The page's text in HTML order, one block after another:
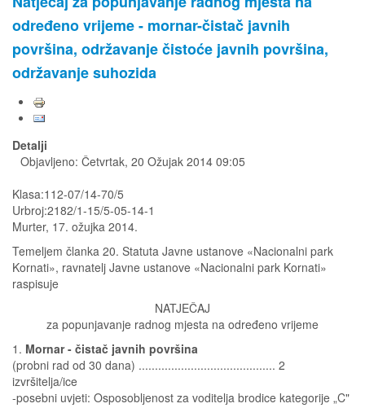
određeno vrijeme - mornar-čistač javnih
površina, održavanje čistoće javnih površina,
održavanje suhozida
Detalji
Objavljeno: Četvrtak, 20 Ožujak 2014 09:05
Klasa:112-07/14-70/5
Urbroj:2182/1-15/5-05-14-1
Murter, 17. ožujka 2014.
Temeljem članka 20. Statuta Javne ustanove «Nacionalni park
Kornati», ravnatelj Javne ustanove «Nacionalni park Kornati»
raspisuje
NATJEČAJ
za popunjavanje radnog mjesta na određeno vrijeme
1. Mornar - čistač javnih površina
(probni rad od 30 dana) .......................................... 2
izvršitelja/ice
-posebni uvjeti: Osposobljenost za voditelja brodice kategorije „C"